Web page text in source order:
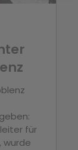
für
wurde